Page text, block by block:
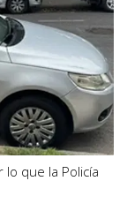
que la Policía